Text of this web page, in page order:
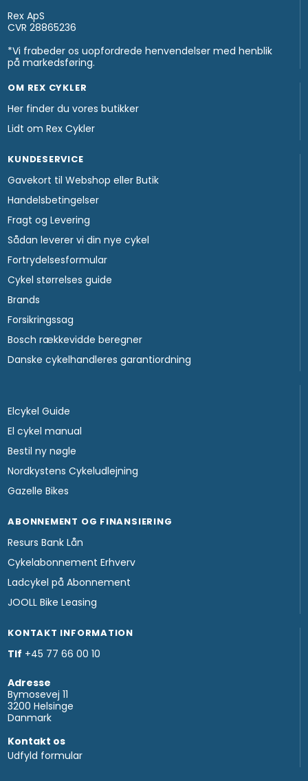
Rex ApS
CVR 28865236
*Vi frabeder os uopfordrede henvendelser med henblik
på markedsføring.
OM REX CYKLER
Her finder du vores butikker
Lidt om Rex Cykler
KUNDESERVICE
Gavekort til Webshop eller Butik
Handelsbetingelser
Fragt og Levering
Sådan leverer vi din nye cykel
Fortrydelsesformular
Cykel størrelses guide
Brands
Forsikringssag
Bosch rækkevidde beregner
Danske cykelhandleres garantiordning
Elcykel Guide
El cykel manual
Bestil ny nøgle
Nordkystens Cykeludlejning
Gazelle Bikes
ABONNEMENT OG FINANSIERING
Resurs Bank Lån
Cykelabonnement Erhverv
Ladcykel på Abonnement
JOOLL Bike Leasing
KONTAKT INFORMATION
Tlf +45 77 66 00 10
Adresse
Bymosevej 11
3200 Helsinge
Danmark
Kontakt os
Udfyld formular